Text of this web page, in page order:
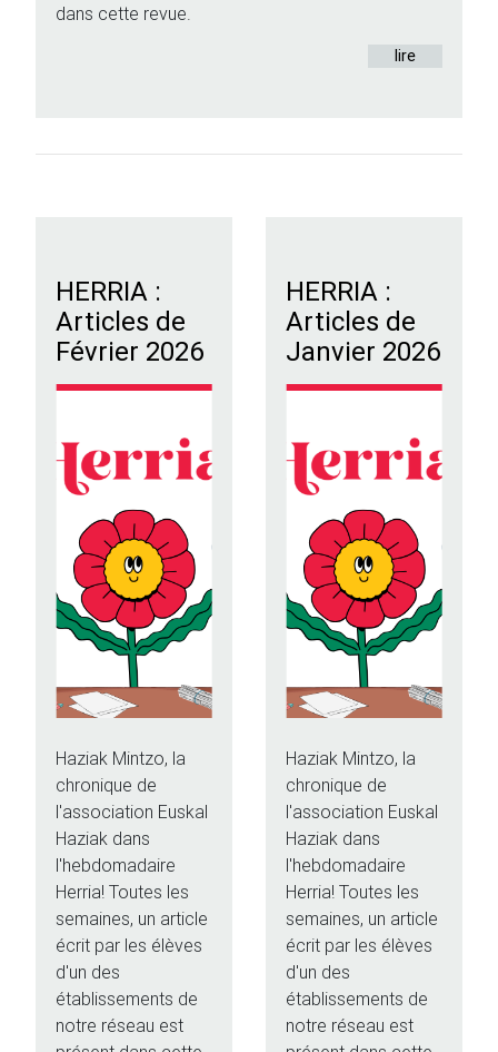
dans cette revue.
lire
HERRIA :
Articles de
Février 2026
Haziak Mintzo, la
chronique de
l'association Euskal
Haziak dans
l'hebdomadaire
Herria! Toutes les
semaines, un article
écrit par les élèves
d'un des
établissements de
notre réseau est
HERRIA :
Articles de
Janvier 2026
Haziak Mintzo, la
chronique de
l'association Euskal
Haziak dans
l'hebdomadaire
Herria! Toutes les
semaines, un article
écrit par les élèves
d'un des
établissements de
notre réseau est